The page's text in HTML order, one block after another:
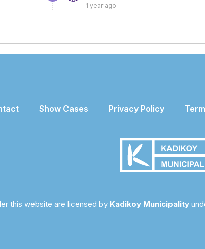
1 year ago
Show Cases Privacy Policy
this website are licensed by Kadikoy Municipality